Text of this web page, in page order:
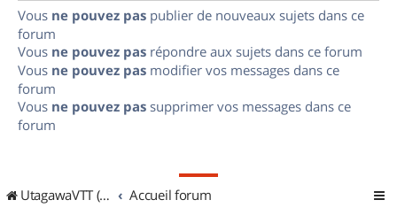
Vous ne pouvez pas publier de nouveaux sujets dans ce
forum
Vous ne pouvez pas répondre aux sujets dans ce forum
Vous ne pouvez pas modifier vos messages dans ce
forum
Vous ne pouvez pas supprimer vos messages dans ce
forum
UtagawaVTT (Randos VTT et VTTAE avec traces GPS) Accueil forum